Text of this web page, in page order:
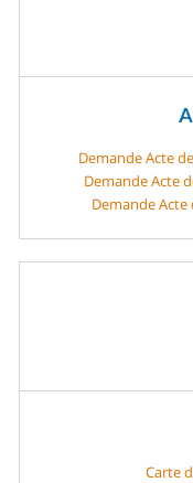
Demande Acte
Demande Acte
Demande Acte
Carte